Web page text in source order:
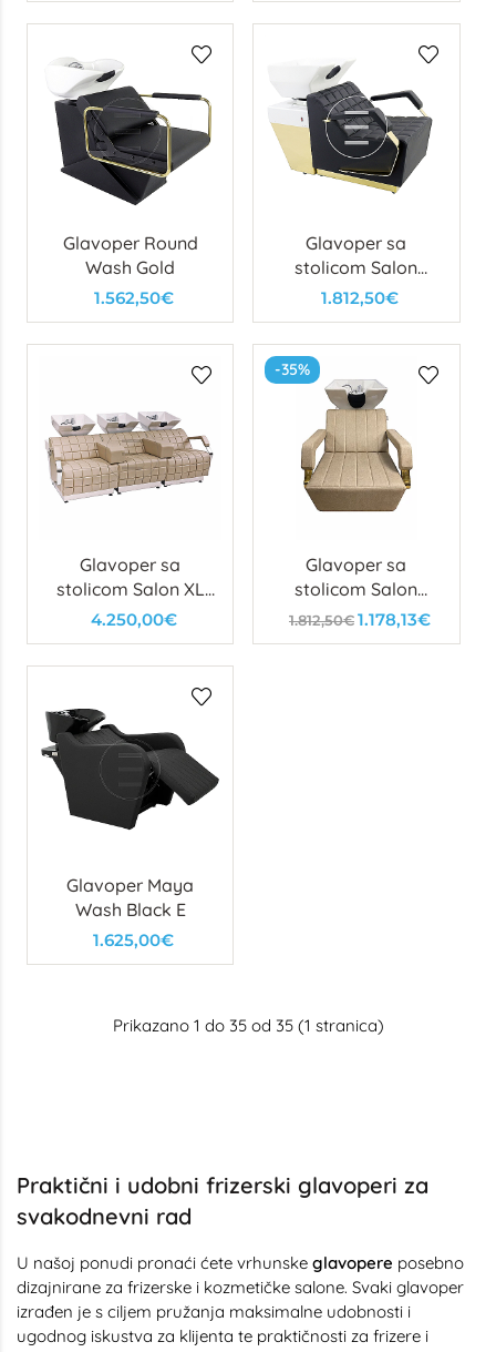
Glavoper Round
Wash Gold
1.562,50€
Glavoper sa
stolicom Salon
Wash Gold
1.812,50€
Glavoper sa
stolicom Salon XL
Wash
4.250,00€
-35%
Glavoper sa
stolicom Salon
Wash Gold -
1.812,50€1.178,13€
Glavoper Maya
Wash Black E
1.625,00€
Prikazano 1 do 35 od 35 (1 stranica)
Praktični i udobni frizerski glavoperi za
svakodnevni rad
U našoj ponudi pronaći ćete vrhunske glavopere posebno
dizajnirane za frizerske i kozmetičke salone. Svaki glavoper
izrađen je s ciljem pružanja maksimalne udobnosti i
ugodnog iskustva za klijenta te praktičnosti za frizere i